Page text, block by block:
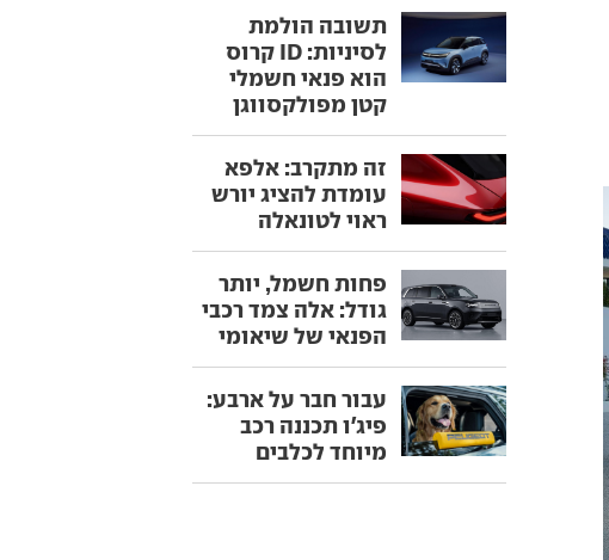
תשובה הולמת
לסיניות: ID קרוס
הוא פנאי חשמלי
קטן מפולקסווגן
זה מתקרב: אלפא
עומדת להציג יורש
ראוי לטונאלה
פחות חשמל, יותר
גודל: אלה צמד רכבי
הפנאי של שיאומי
עבור חבר על ארבע:
פיג'ו תכננה רכב
מיוחד לכלבים